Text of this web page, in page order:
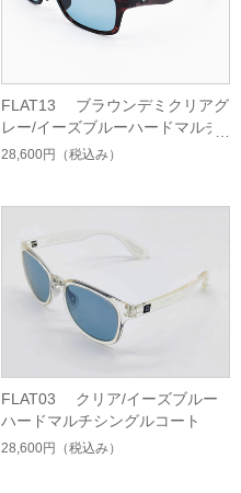
FLAT13 ブラウンデミクリアグ
レー/イーズブルーハードマルチ
シングルコート
28,600円 （税込み）
FLAT03 クリア/イーズブルー
ハードマルチシングルコート
28,600円 （税込み）